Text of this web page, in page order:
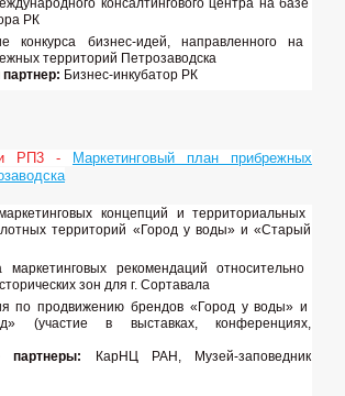
консалтингового центра на базе
РК
конкурса бизнес-идей, направленного на
территорий Петрозаводска
Бизнес-инкубатор РК
РП3 -
Маркетинговый план прибрежных
концепций и территориальных
территорий «Город у воды» и «Старый
маркетинговых рекомендаций относительно
зон для г. Сортавала
по продвижению брендов «Город у воды» и
(участие в выставках, конференциях,
партнеры:
КарНЦ РАН, Музей-заповедник